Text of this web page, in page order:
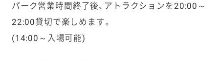
パーク営業時間終了後、アトラクションを20:00～
22:00貸切で楽しめます。
(14:00～入場可能)